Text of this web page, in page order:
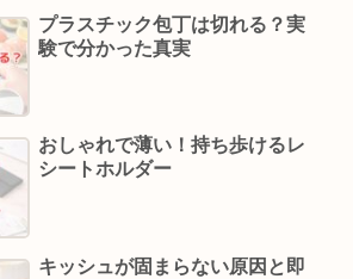
プラスチック包丁は切れる？実
験で分かった真実
おしゃれで薄い！持ち歩けるレ
シートホルダー
キッシュが固まらない原因と即